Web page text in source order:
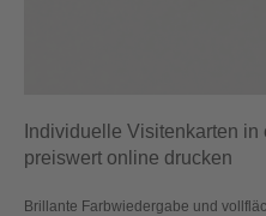
Individuelle Visitenkarten
preiswert online drucken
Brillante Farbwiedergabe und